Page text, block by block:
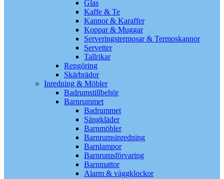
Glas
Kaffe & Te
Kannor & Karaffer
Koppar & Muggar
Serveringstermosar & Termoskannor
Servetter
Tallrikar
Rengöring
Skärbrädor
Inredning & Möbler
Badrumstillbehör
Barnrummet
Badrummet
Sängkläder
Barnmöbler
Barnrumsinredning
Barnlampor
Barnrumsförvaring
Barnmattor
Alarm & väggklockor